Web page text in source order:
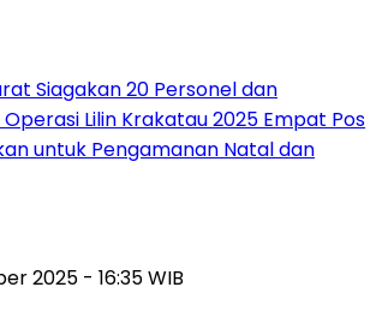
Siagakan 20 Personel dan
Lilin Krakatau 2025 Empat Pos
untuk Pengamanan Natal dan
2025 - 16:35 WIB